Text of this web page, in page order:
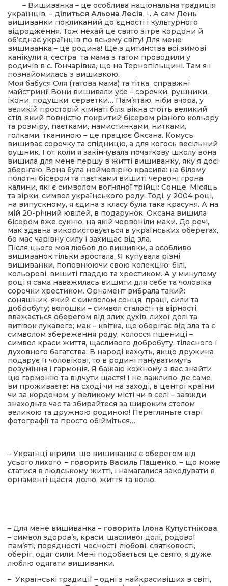
– Вишиванка – це особлива національна традиція
українців, – ділиться Альона Лесів, -. А сам День
вишиванки покликаний до єдності і культурного
відродження. Тож нехай це свято зітре кордони й
об’єднає українців по всьому світу! Для мене
вишиванка – це родина! Ще з дитинства всі зимові
канікули я, сестра та мама з татом проводили у
родичів в с. Гончарівка, що на Тернопільщині. Там я і
познайомилась з вишивкою.
Моя бабуся Оля (татова мама) та тітка справжні
майстрині! Вони вишивали усе – сорочки, рушники,
ікони, подушки, серветки… Пам’ятаю, ніби вчора, у
великій просторій кімнаті біля вікна стоїть великий
стіл, який повністю покритий бісером різного кольору
та розміру, паєтками, намистинками, нитками,
голками, тканиною – це працює Оксана. Комусь
вишиває сорочку та спідницю, а для когось весільний
рушник. І от коли я закінчувала початкову школу вона
вишила для мене першу в житті вишиванку, яку я досі
зберігаю. Вона була неймовірно красива: на білому
полотні бісером та паєтками вишиті червоні грона
калини, які є символом вогняної трійці: Сонце, Місяць
та зірки, символ українського роду. Тоді, у 2004 році,
на випускному, я єдина з класу була така красуня. А на
мій 20-річний ювілей, в подарунок, Оксана вишила
бісером вже сукню, на якій червоніли маки. До речі,
мак здавна використовується в українських оберегах,
бо має чарівну силу і захищає від зла.
Після цього моя любов до вишивки, а особливо
вишиванок тільки зростала. Я купувала різні
вишиванки, поповнюючи свою колекцію: білі,
кольорові, вишиті гладдю та хрестиком. А у минулому
році я сама наважилась вишити для себе та чоловіка
сорочки хрестиком. Орнамент вибрала такий:
соняшник, який є символом сонця, праці, сили та
добробуту; волошки – символ сталості та вірності,
вважається оберегом від злих духів, лихої долі та
витівок лукавого; мак – квітка, що оберігає від зла та є
символом збереження роду; колосся пшениці –
символ краси життя, щасливого добробуту, тілесного і
духовного багатства. В народі кажуть, якщо дружина
подарує її чоловікові, то в родині пануватимуть
розуміння і гармонія. Я бажаю кожному з вас знайти
цю гармонію та відчути щастя! І не важливо, де саме
ви проживаєте: на сході чи на заході, в центрі країни
чи за кордоном, у великому місті чи в селі – завжди
знаходьте час та збирайтеся за широким столом
великою та дружною родиною! Перегляньте старі
фотографії та просто обійміться…
– Українці вірили, що вишиванка є оберегом від
усього лихого, – говорить Василь Пащенко, – що може
статися в людському житті, і намагалися закодувати в
орнаменті щастя, долю, життя та волю.
– Для мене вишиванка – говорить Ілона Купустнікова,
– символ здоров’я, краси, щасливої долі, родової
пам’яті, порядності, чесності, любові, святковості,
оберіг, одяг сили. Мені подобається це свято, я дуже
люблю одягати вишиванки.
– Українські традиції – одні з найкрасивіших в світі,